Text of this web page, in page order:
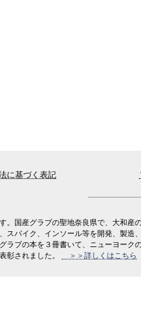
に基づく表記
。国産グラブの聖地奈良県で、大和産
スパイク、インソール等を開発、製造
ラブの本を３冊書いて、ニューヨーク
彰されました。
＞＞詳しくはこちら